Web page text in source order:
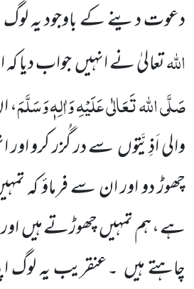
دعوت دینے کے باوجود یہ
اللہتعالیٰ نے انہیں جواب
صَلَّی اللہ تَعَالٰی عَلَیْہِ وَاٰلِہٖ وَسَلَّمَ،
والی اَذِیَّتوں سے در گُزر کرو
چھوڑ دو اور ان سے فرماؤ کہ
ہے ، ہم تمہیں چھوڑتے ہیں
چاہتے ہیں ۔عنقریب یہ لوگ